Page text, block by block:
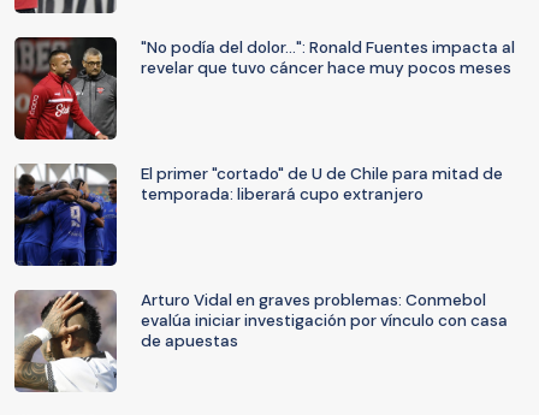
"No podía del dolor...": Ronald Fuentes impacta al
revelar que tuvo cáncer hace muy pocos meses
El primer "cortado" de U de Chile para mitad de
temporada: liberará cupo extranjero
Arturo Vidal en graves problemas: Conmebol
evalúa iniciar investigación por vínculo con casa
de apuestas